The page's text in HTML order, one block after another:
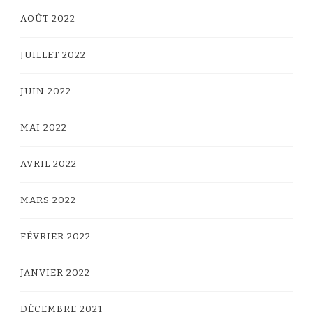
AOÛT 2022
JUILLET 2022
JUIN 2022
MAI 2022
AVRIL 2022
MARS 2022
FÉVRIER 2022
JANVIER 2022
DÉCEMBRE 2021